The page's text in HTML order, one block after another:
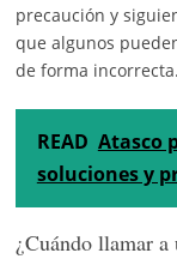
precaución y
que algunos
de forma incorrecta.
READ Atasco
soluciones y
¿Cuándo llamar